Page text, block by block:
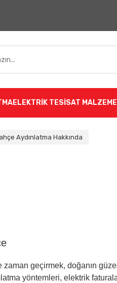
ELEKTRİK TESİSAT
Aydınlatma Hakkında
geçirmek, doğanın
yöntemleri, elektrik